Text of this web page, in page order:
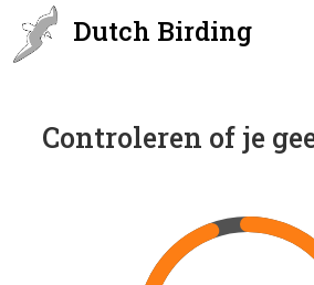
Dutch Birding
Controleren of je